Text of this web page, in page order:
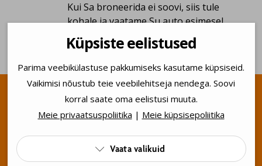
Kui Sa broneerida ei soovi, siis tule
kohale ja vaatame Su auto esimesel
võimalusel üle.
Hea asukoht. Alati lähedal.
Mõlemal pool Tallinna.
Tehnoülevaatus on riigi poolt määratud
kohustuslik
Küpsiste eelistused
Parima veebikülastuse pakkumiseks kasutame küpsiseid.
Vaikimisi nõustub teie veebilehitseja nendega. Soovi
korral saate oma eelistusi muuta.
Meie privaatsuspoliitika | Meie küpsisepoliitika
 Vaata valikuid